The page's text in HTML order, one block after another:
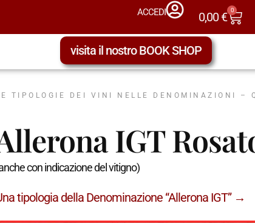
ACCEDI 0,00€ 0
visita il nostro BOOK SHOP
TIPOLOGIE DEI VINI NELLE DENOMINAZIONI –
IGT
con indicazione del vitigno)
tipologia della Denominazione “Allerona IGT” →